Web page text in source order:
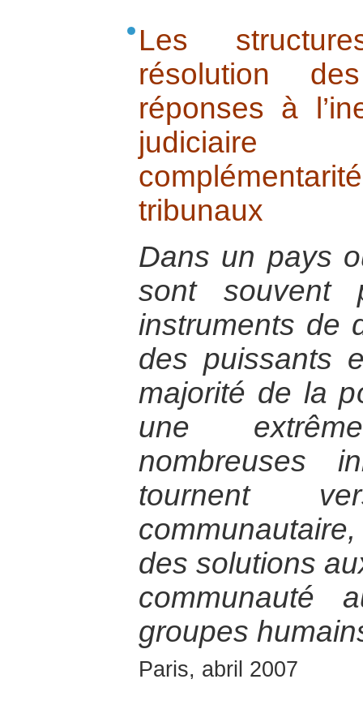
Les
résolution
réponses à
judiciaire
tribunaux
Dans un pays
sont souvent
instruments de
des puissants
majorité de la
une
nombreuses
tournent
des solutions
communauté
groupes
Paris, abril 2007